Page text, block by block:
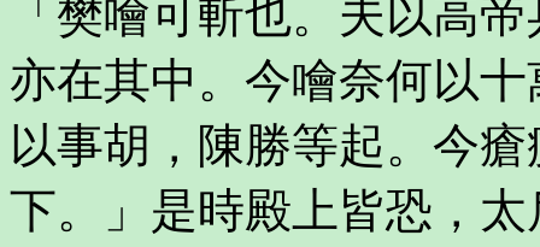
「樊噲可斬也。夫以高
亦在其中。今噲奈何以
以事胡，陳勝等起。今
下。」是時殿上皆恐，